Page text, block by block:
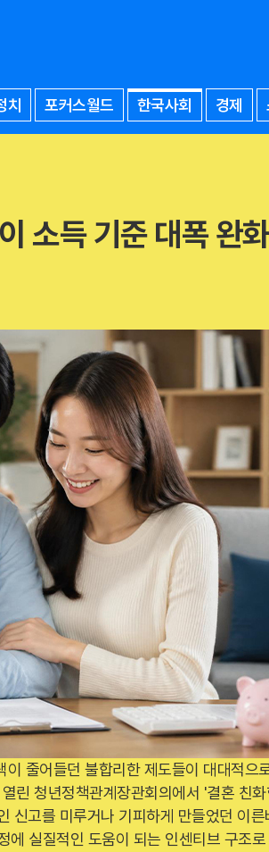
치 포커스월드 한국사회 경제
소득 기준 대폭 완화
줄어들던 불합리한 제도들이 대대적으
린 청년정책관계장관회의에서 '결혼 친
신고를 미루거나 기피하게 만들었던 이른
에 실질적인 도움이 되는 인센티브 구조